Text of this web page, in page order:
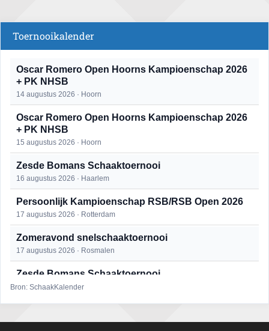
Toernooikalender
Oscar Romero Open Hoorns Kampioenschap 2026
+ PK NHSB
14 augustus 2026 · Hoorn
Oscar Romero Open Hoorns Kampioenschap 2026
+ PK NHSB
15 augustus 2026 · Hoorn
Zesde Bomans Schaaktoernooi
16 augustus 2026 · Haarlem
Persoonlijk Kampioenschap RSB/RSB Open 2026
17 augustus 2026 · Rotterdam
Zomeravond snelschaaktoernooi
17 augustus 2026 · Rosmalen
Zesde Bomans Schaaktoernooi
17 augustus 2026 · Haarlem
18 augustus 2026 · Rosmalen
Bron: SchaakKalender